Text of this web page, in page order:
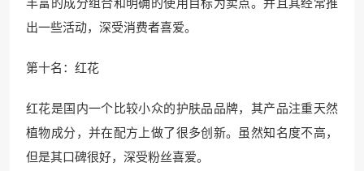
丰富的成分组合和明确的使用目标为卖点。并且其经常推
出一些活动，深受消费者喜爱。
第十名：红花
红花是国内一个比较小众的护肤品品牌，其产品注重天然
植物成分，并在配方上做了很多创新。虽然知名度不高，
但是其口碑很好，深受粉丝喜爱。